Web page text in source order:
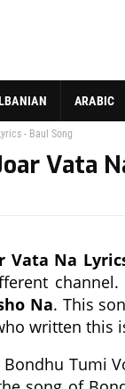
ARABIC
- Baul Song
Vata
Vata Na
Na. This
written this
Bondhu Tumi